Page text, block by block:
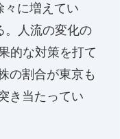
々に増えてい
。人流の変化の
的な対策を打て
の割合が東京も
き当たってい